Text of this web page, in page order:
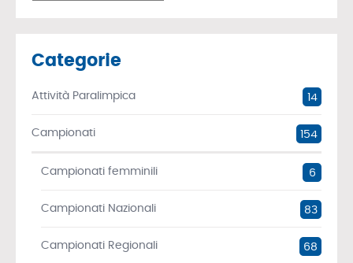
Categorie
Attività Paralimpica 14
Campionati 154
Campionati femminili 6
Campionati Nazionali 83
Campionati Regionali 68